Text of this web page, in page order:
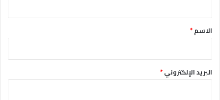
*الاسم*
البريد الإلكتروني*